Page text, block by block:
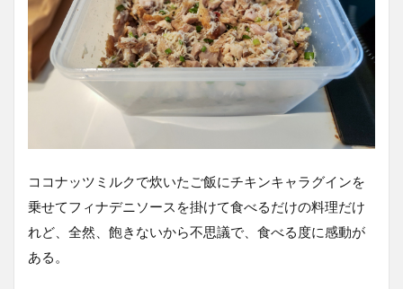
ココナッツミルクで炊いたご飯にチキンキャラグインを
乗せてフィナデニソースを掛けて食べるだけの料理だけ
れど、全然、飽きないから不思議で、食べる度に感動が
ある。